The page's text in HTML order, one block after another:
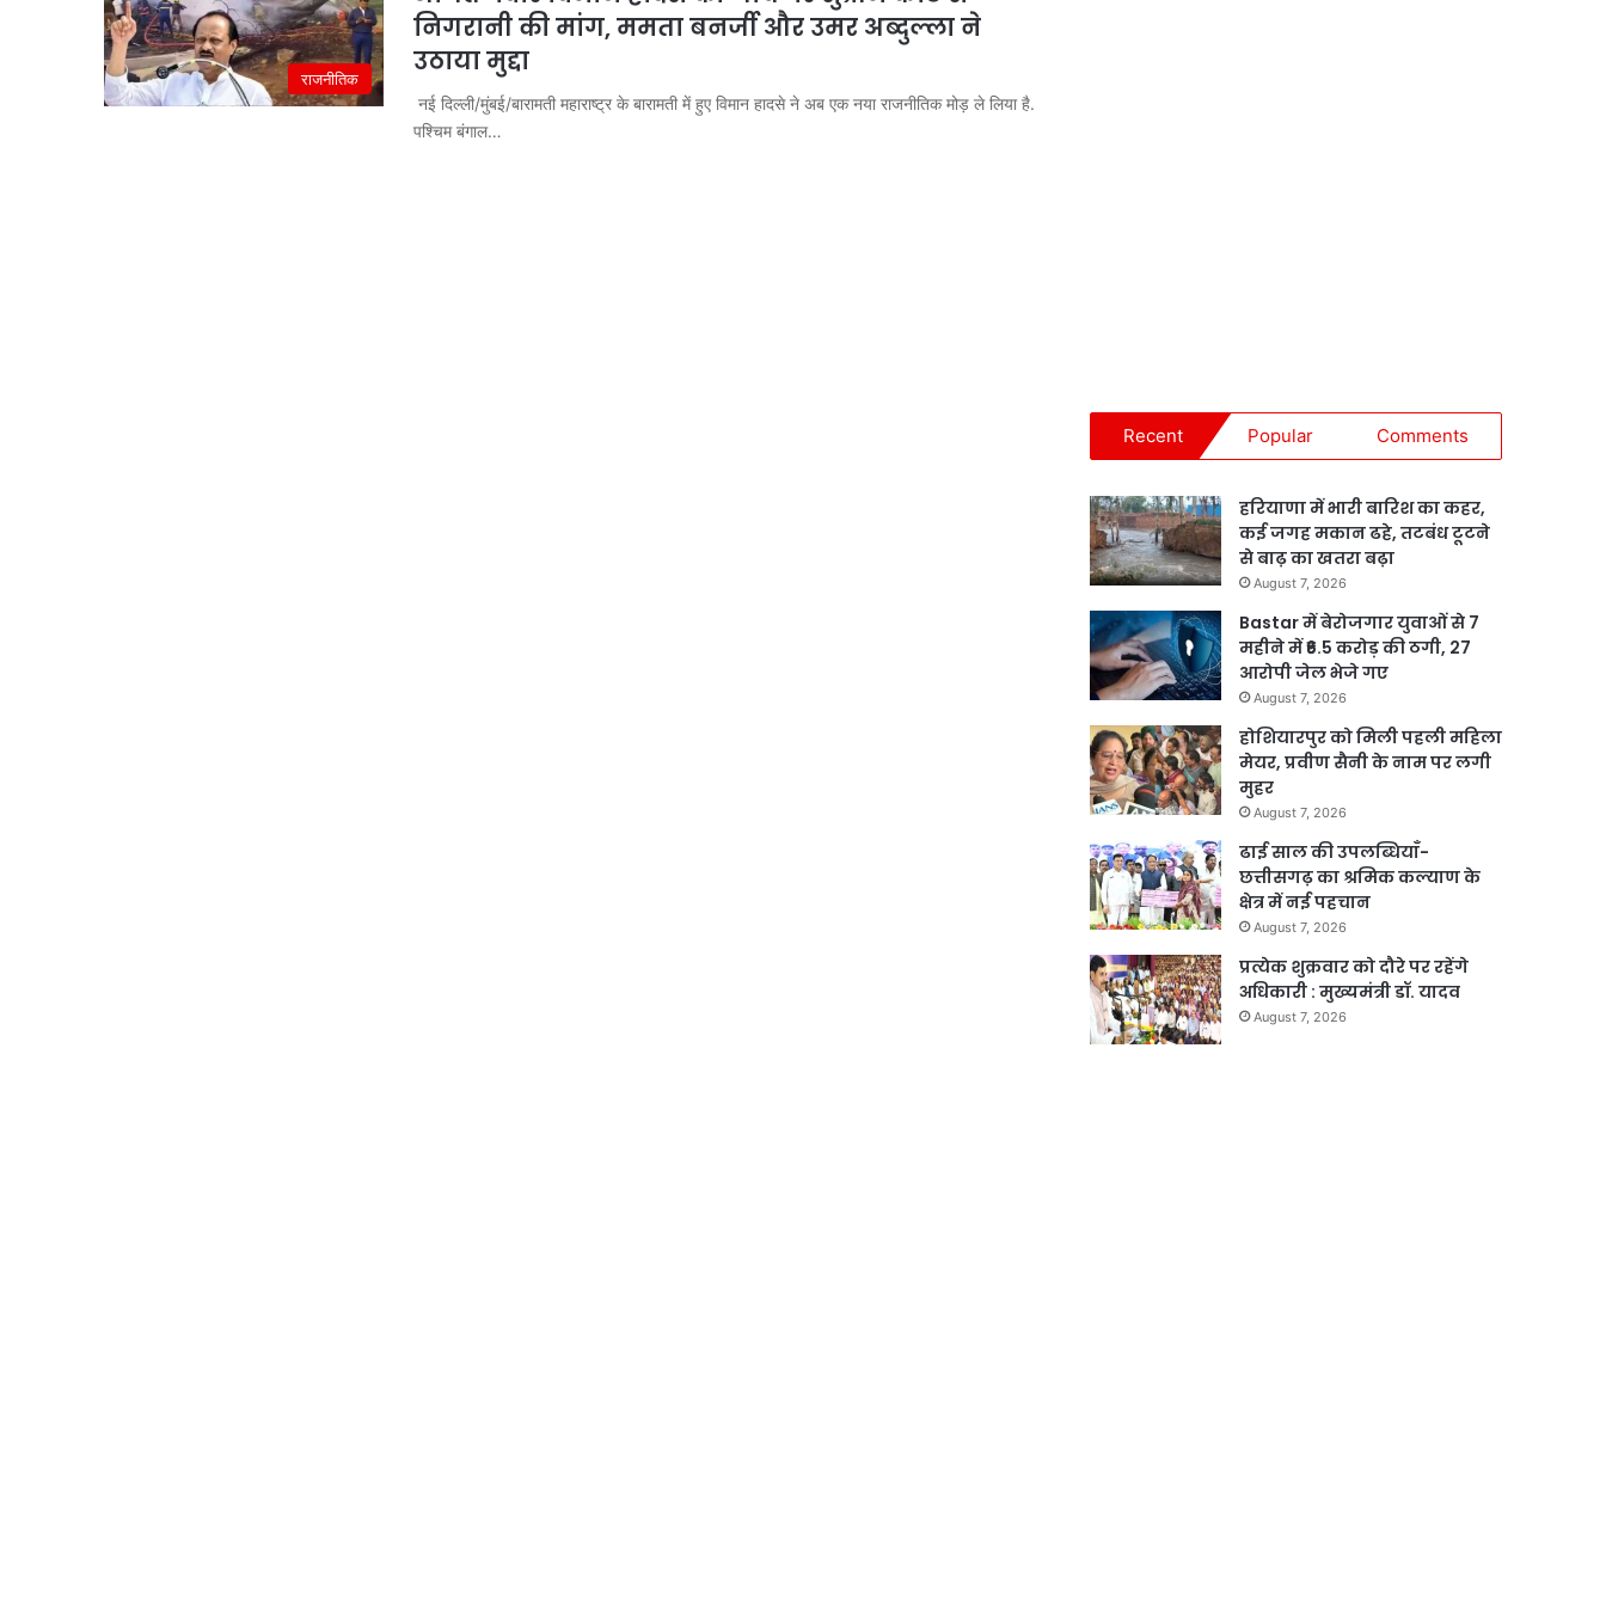
राजनीतिक
निगरानी की मांग, ममता बनर्जी और उमर अब्दुल्ला ने
उठाया मुद्दा
नई दिल्ली/मुंबई/बारामती महाराष्ट्र के बारामती में हुए विमान हादसे ने अब एक नया राजनीतिक मोड़ ले लिया है.
पश्चिम बंगाल…
Recent Popular Comments
हरियाणा में भारी बारिश का कहर,
कई जगह मकान ढहे, तटबंध टूटने
से बाढ़ का खतरा बढ़ा
August 7, 2026
Bastar में बेरोजगार युवाओं से 7
महीने में ₹6.5 करोड़ की ठगी, 27
आरोपी जेल भेजे गए
August 7, 2026
होशियारपुर को मिली पहली महिला
मेयर, प्रवीण सैनी के नाम पर लगी
मुहर
August 7, 2026
ढाई साल की उपलब्धियाँ-
छत्तीसगढ़ का श्रमिक कल्याण के
क्षेत्र में नई पहचान
August 7, 2026
प्रत्येक शुक्रवार को दौरे पर रहेंगे
अधिकारी : मुख्यमंत्री डॉ. यादव
August 7, 2026